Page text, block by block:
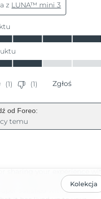
Kolekcja